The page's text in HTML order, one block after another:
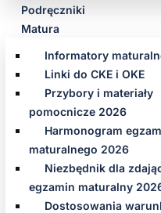
Podręczniki
Matura
Informatory
Linki do CKE i OKE
Przybory i materiały
pomocnicze 2026
Harmonogram
maturalnego 2026
Niezbędnik dla
egzamin maturalny
Dostosowania